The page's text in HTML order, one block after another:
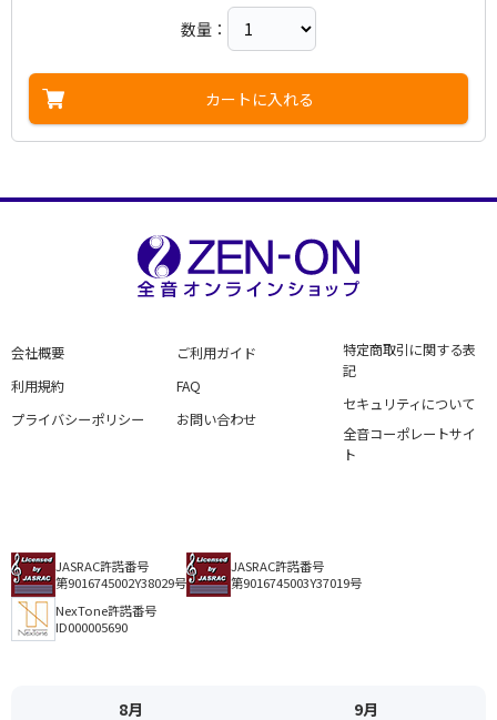
数量：
カートに入れる
会社概要
利用規約
プライバシーポリシー
ご利用ガイド
FAQ
お問い合わせ
特定商取引に関する表
記
セキュリティについて
全音コーポレートサイ
ト
JASRAC許諾番号
第9016745002Y38029号
JASRAC許諾番号
第9016745003Y37019号
NexTone許諾番号
ID000005690
8月 9月